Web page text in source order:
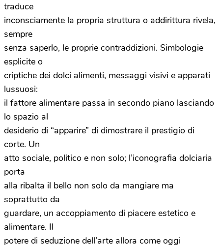
traduce
inconsciamente la propria struttura o addirittura rivela,
sempre
senza saperlo, le proprie contraddizioni. Simbologie
esplicite o
criptiche dei dolci alimenti, messaggi visivi e apparati
lussuosi:
il fattore alimentare passa in secondo piano lasciando
lo spazio al
desiderio di “apparire” di dimostrare il prestigio di
corte. Un
atto sociale, politico e non solo; l’iconografia dolciaria
porta
alla ribalta il bello non solo da mangiare ma
soprattutto da
guardare, un accoppiamento di piacere estetico e
alimentare. Il
potere di seduzione dell’arte allora come oggi